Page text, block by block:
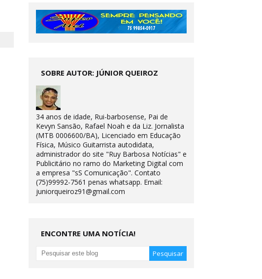
SOBRE AUTOR: JÚNIOR QUEIROZ
34 anos de idade, Rui-barbosense, Pai de
Kevyn Sansão, Rafael Noah e da Liz. Jornalista
(MTB 0006600/BA), Licenciado em Educação
Física, Músico Guitarrista autodidata,
administrador do site "Ruy Barbosa Notícias" e
Publicitário no ramo do Marketing Digital com
a empresa "sS Comunicação". Contato
(75)99992-7561 penas whatsapp. Email:
juniorqueiroz91@gmail.com
ENCONTRE UMA NOTÍCIA!